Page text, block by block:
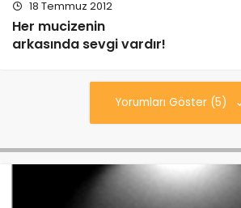
18 Temmuz 2012
Her mucizenin
arkasında sevgi vardır!
Yorumları Göster (5)